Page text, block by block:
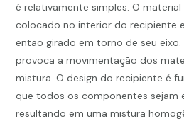
é relativamente simples. O
colocado no interior do recipiente
então girado em torno de seu
provoca a movimentação dos
mistura. O design do recipiente é
que todos os componentes sejam
resultando em uma mistura